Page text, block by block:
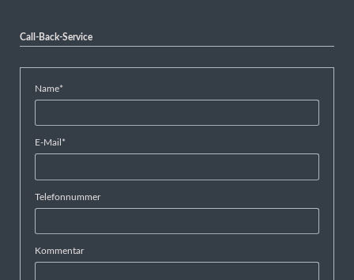
Call-Back-Service
Pflichtfeld
Name*
Pflichtfeld
E-Mail *
Telefonnummer
Kommentar